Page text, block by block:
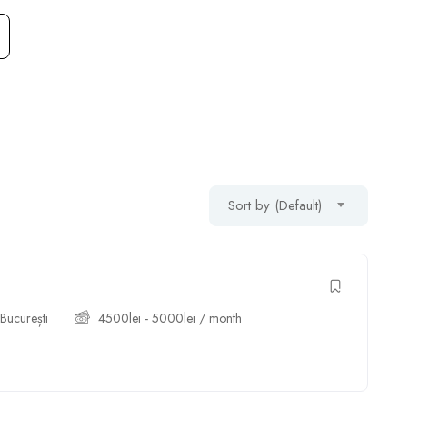
Sort by (Default)
București 4500lei -5000lei / month